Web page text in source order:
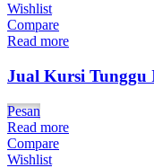
Wishlist
Compare
Read more
Jual Kursi
Pesan
Read more
Compare
Wishlist